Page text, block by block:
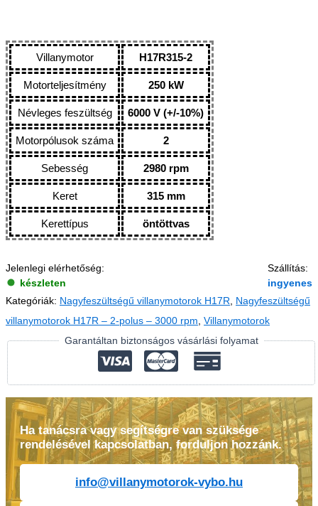
Villanymotor H17R315-2
Motorteljesítmény 250 kW
Névleges feszültség 6000 V (+/-10%)
Motorpólusok száma 2
Sebesség 2980 rpm
Keret 315 mm
Kerettípus öntöttvas
Jelenlegi elérhetőség:
készleten
Szállítás:
ingyenes
Kategóriák: Nagyfeszültségű villanymotorok H17R
Nagyfeszültségű
villanymotorok H17R – 2-polus – 3000 rpm Villanymotorok
Garantáltan biztonságos vásárlási folyamat
Ha tanácsra vagy segítségre van szüksége
rendelésével kapcsolatban, forduljon hozzánk.
info@villanymotorok-vybo.hu